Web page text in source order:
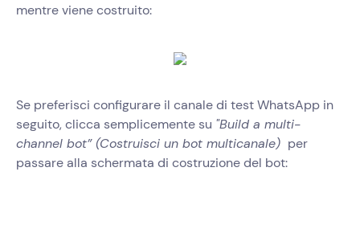
mentre viene costruito:
Se preferisci configurare il canale di test WhatsApp in
seguito, clicca semplicemente su "Build a multi-
channel bot” (Costruisci un bot multicanale) per
passare alla schermata di costruzione del bot: